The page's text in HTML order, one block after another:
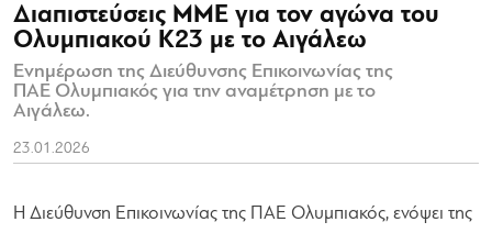
Διαπιστεύσεις ΜΜΕ για τον αγώνα του
Ολυμπιακού Κ23 με το Αιγάλεω
Ενημέρωση της Διεύθυνσης Επικοινωνίας της
ΠΑΕ Ολυμπιακός για την αναμέτρηση με το
Αιγάλεω.
23.01.2026
Η Διεύθυνση Επικοινωνίας της ΠΑΕ Ολυμπιακός, ενόψει της